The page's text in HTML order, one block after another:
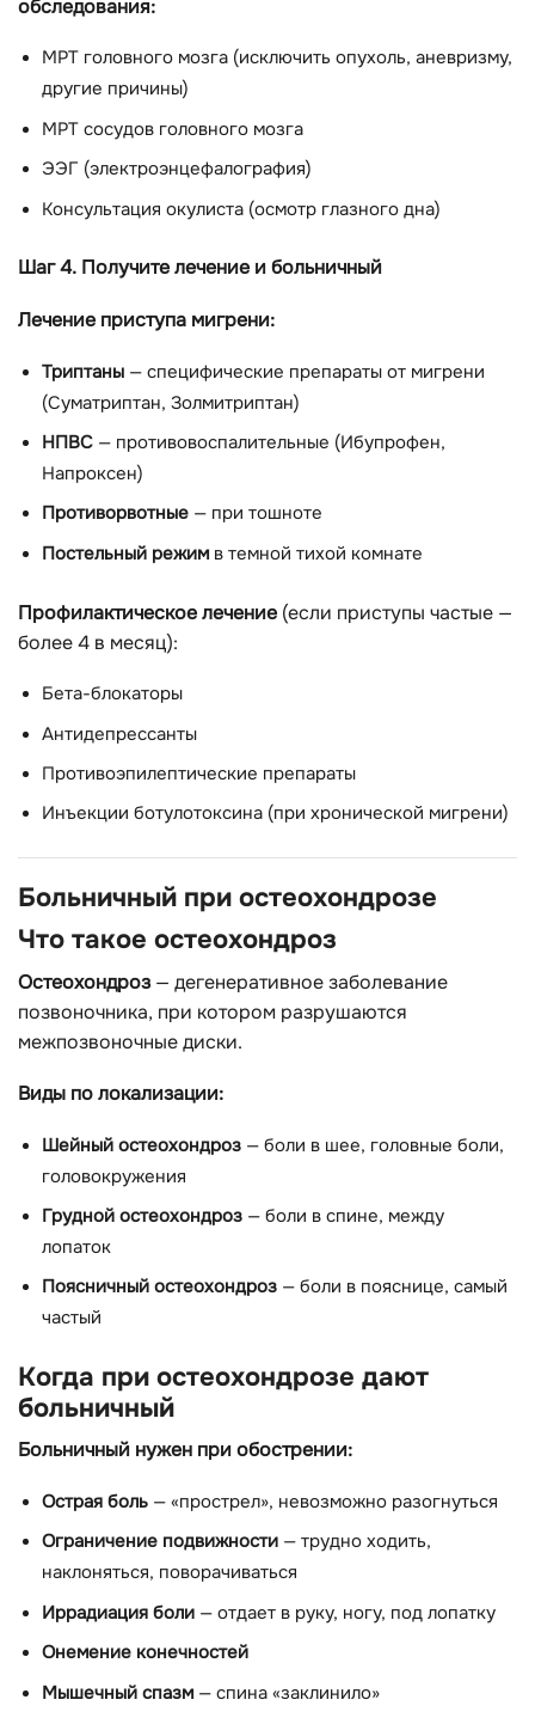
обследования:
МРТ головного мозга (исключить опухоль, аневризму,
другие причины)
МРТ сосудов головного мозга
ЭЭГ (электроэнцефалография)
Консультация окулиста (осмотр глазного дна)
Шаг 4. Получите лечение и больничный
Лечение приступа мигрени:
Триптаны — специфические препараты от мигрени
(Суматриптан, Золмитриптан)
НПВС — противовоспалительные (Ибупрофен,
Напроксен)
Противорвотные — при тошноте
Постельный режим в темной тихой комнате
Профилактическое лечение (если приступы частые —
более 4 в месяц):
Бета-блокаторы
Антидепрессанты
Противоэпилептические препараты
Инъекции ботулотоксина (при хронической мигрени)
Больничный при остеохондрозе
Что такое остеохондроз
Остеохондроз— дегенеративное заболевание
позвоночника, при котором разрушаются
межпозвоночные диски.
Виды по локализации:
Шейный остеохондроз — боли в шее, головные боли,
головокружения
Грудной остеохондроз — боли в спине, между
лопаток
Поясничный остеохондроз — боли в пояснице, самый
частый
Когда при остеохондрозе дают
больничный
Больничный нужен при обострении:
Острая боль — «прострел», невозможно разогнуться
Ограничение подвижности — трудно ходить,
наклоняться, поворачиваться
Иррадиация боли — отдает в руку, ногу, под лопатку
Онемение конечностей
Мышечный спазм — спина «заклинило»